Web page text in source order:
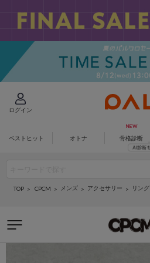
ログイン
ベストヒット オトナ 骨格診断
TOP CPCM メンズ アクセサリー リング